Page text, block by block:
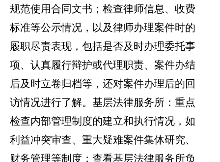
规范使用合同文书；检查律师信息、收费
标准等公示情况，以及律师办理案件时的
履职尽责表现，包括是否及时办理委托事
项、认真履行辩护或代理职责、案件办结
后及时立卷归档等，还对案件办理后的回
访情况进行了解。基层法律服务所：重点
检查内部管理制度的建立和执行情况，如
利益冲突审查、重大疑难案件集体研究、
财务管理等制度；查看基层法律服务所负